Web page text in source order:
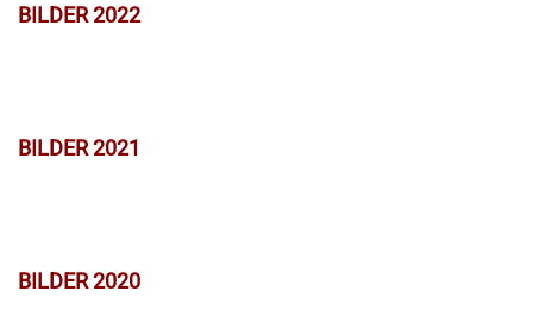
BILDER 2022
BILDER 2021
BILDER 2020